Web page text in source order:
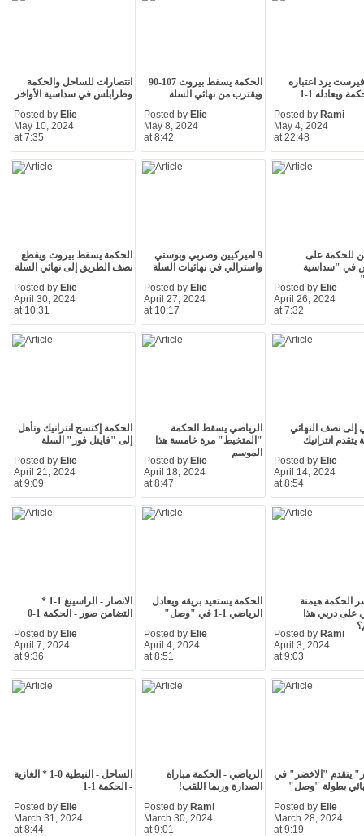
انتصارات للساحل والحكمة
وطرابلس في سداسية الأواخر
Posted by Elie
May 10, 2024
at 7:35
الحكمة يسقط بيروت 107-90
ويقترب من نهائي السلة
Posted by Elie
May 8, 2024
at 8:42
يرد اعتباره
ويعادله 1-1
Posted by Rami
May 4, 2024
at 22:48
الحكمة يسقط بيروت ويقطع
نصف الطريق إلى نهائي السلة
Posted by Elie
April 30, 2024
at 10:31
9 اميركيين وصربي وبوسني
واسترالي في نهائيات السلة
Posted by Elie
April 27, 2024
at 10:17
للحكمة على
في "سداسية
Posted by Elie
April 26, 2024
at 7:32
الحكمة إكتسح انترانيك وتأهل
إلى "فاينل فور" السلة
Posted by Elie
April 21, 2024
at 9:09
الرياضي يسقط الحكمة
"المتخبط" مرة خامسة هذا
الموسم
Posted by Elie
April 18, 2024
at 8:47
إلى نصف النهائي
يتقدم انترانيك
Posted by Elie
April 14, 2024
at 8:54
الانصار - الراسينغ 1-1 *
التضامن صور - الحكمة 1-0
Posted by Elie
April 7, 2024
at 9:36
الحكمة يستعيد بريقه ويعادل
الرياضي 1-1 في "وصل"
Posted by Elie
April 4, 2024
at 8:51
الحكمة هيمنة
على دربي هذا
Posted by Rami
April 3, 2024
at 9:03
الساحل - النبطية 0-1 * الغازية
- الحكمة 1-1
Posted by Elie
March 31, 2024
at 8:44
الرياضي - الحكمة مباراة
الصدارة وربما اللقب!
Posted by Rami
March 30, 2024
at 9:01
يتقدم "الاخضر" في
بطولة "وصل"
Posted by Elie
March 28, 2024
at 9:19